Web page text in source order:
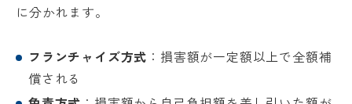
に分かれます。
フランチャイズ方式 ：損害額が一定額以上で全額補
償される